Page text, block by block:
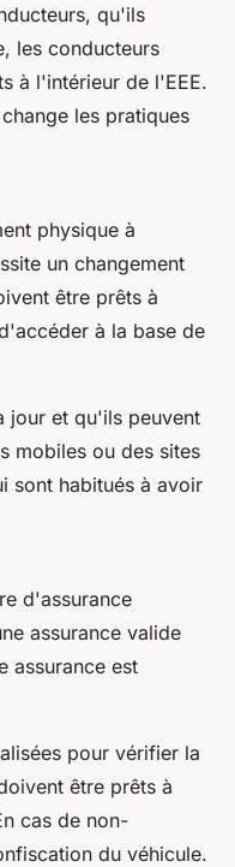
qu'ils
les conducteurs
à l'intérieur de l'EEE.
les pratiques
physique à
un changement
être prêts à
à la base de
jour et qu'ils peuvent
mobiles ou des sites
sont habitués à avoir
d'assurance
assurance valide
assurance est
pour vérifier la
être prêts à
cas de non-
du véhicule.